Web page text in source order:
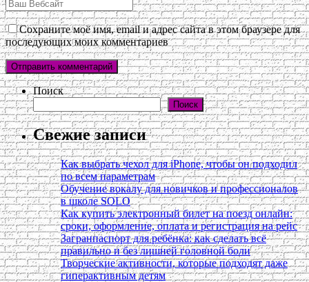
Сохраните моё имя, email и адрес сайта в этом браузере для
последующих моих комментариев
Поиск
Поиск
Свежие записи
Как выбрать чехол для iPhone, чтобы он подходил
по всем параметрам
Обучение вокалу для новичков и профессионалов
в школе SOLO
Как купить электронный билет на поезд онлайн:
сроки, оформление, оплата и регистрация на рейс
Загранпаспорт для ребёнка: как сделать всё
правильно и без лишней головной боли
Творческие активности, которые подходят даже
гиперактивным детям